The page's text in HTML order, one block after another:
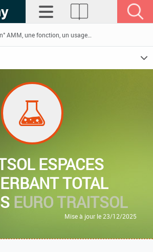
ESPACES
TOTAL
EURO TRAITSOL
Mise à jour le 23/12/2025